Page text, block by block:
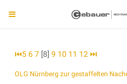
⏮5 6 7 [8] 9 10 11 12 ⏭
OLG Nürnberg zur gestaffelten